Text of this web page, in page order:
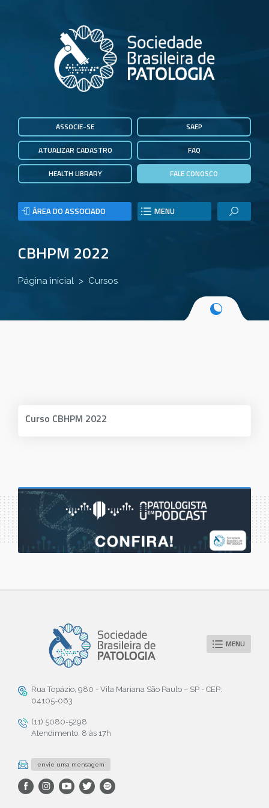
ASSOCIE-SE
ATUALIZAR CADASTRO
HEALTH LIBRARY
SAEP
FAQ
FALE CONOSCO
ÁREA DO ASSOCIADO MENU
CBHPM 2022
Página inicial Cursos
Curso CBHPM 2022
MENU
Rua Topázio, 980 - Vila Mariana São Paulo – SP - CEP:
04105-063
(11) 5080-5298
Atendimento: 8 às 17h
envie uma mensagem